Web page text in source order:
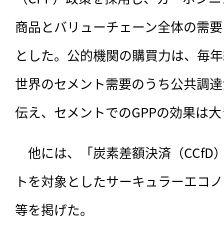
商品とバリューチェーン全体の需
とした。公的機関の購買力は、毎
世界のセメント需要のうち公共調
伝え、セメントでのGPPの効果は
他には、「炭素差額決済（CCfD
トを対象としたサーキュラーエコ
等を掲げた。